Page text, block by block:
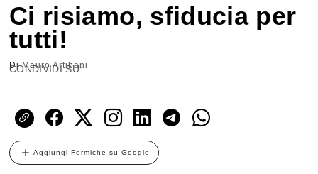
Ci risiamo, sfiducia per
tutti!
DiMauro Artibani
CONDIVIDI SU:
Aggiungi Formiche su Google